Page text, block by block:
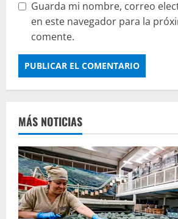
Guarda mi nombre, correo
en este navegador para la
comente.
MÁS NOTICIAS